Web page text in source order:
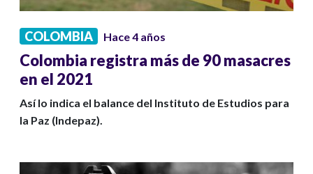
COLOMBIA Hace 4 años
Colombia registra más de 90 masacres
en el 2021
Así lo indica el balance del Instituto de Estudios para
la Paz (Indepaz).